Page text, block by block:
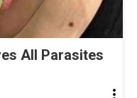
All Parasites